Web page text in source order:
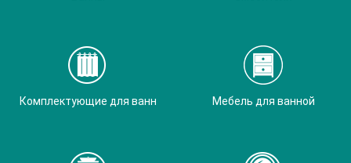
Комплектующие для ванн Мебель для ванной